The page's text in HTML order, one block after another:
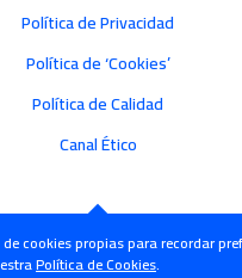
cookies propias para recordar
Política de Cookies.
Política de Privacidad
Política de ‘Cookies’
Política de Calidad
Canal Ético